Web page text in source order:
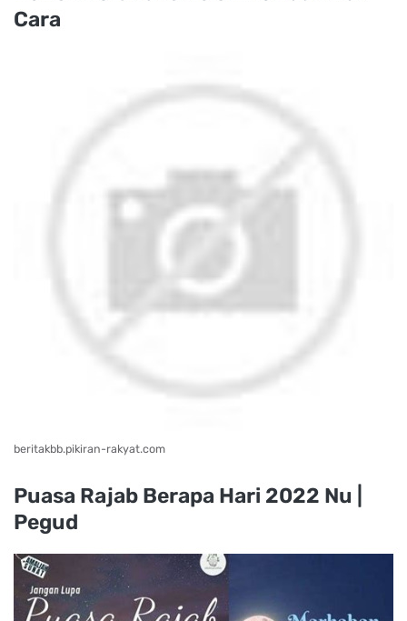
Cara
beritakbb.pikiran-rakyat.com
Puasa Rajab Berapa Hari 2022 Nu |
Pegud